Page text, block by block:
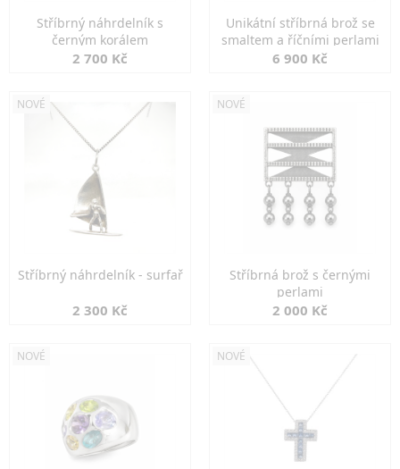
Stříbrný náhrdelník s
černým korálem
2 700 Kč
Unikátní stříbrná brož se
smaltem a říčními perlami
6 900 Kč
NOVÉ
Stříbrný náhrdelník - surfař
2 300 Kč
NOVÉ
Stříbrná brož s černými
perlami
2 000 Kč
NOVÉ NOVÉ